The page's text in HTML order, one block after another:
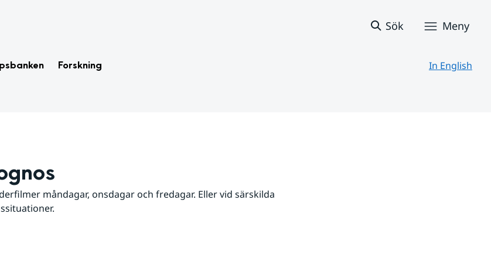
Sök Meny
Forskning In English
måndagar, onsdagar och fredagar. Eller vid särskilda